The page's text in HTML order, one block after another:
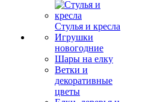
Стулья и кресла
Игрушки
новогодние
Шары на елку
Ветки и
декоративные
цветы